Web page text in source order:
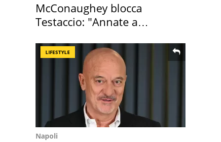
McConaughey blocca
Testaccio: "Annate a
LIFESTYLE
Napoli